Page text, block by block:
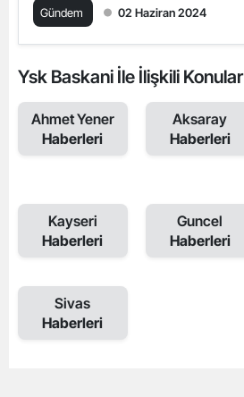
Gündem 02 Haziran 2024
Ysk Baskani İle İlişkili Konular
Ahmet Yener
Haberleri
Aksaray
Haberleri
Kayseri
Haberleri
Guncel
Haberleri
Sivas
Haberleri